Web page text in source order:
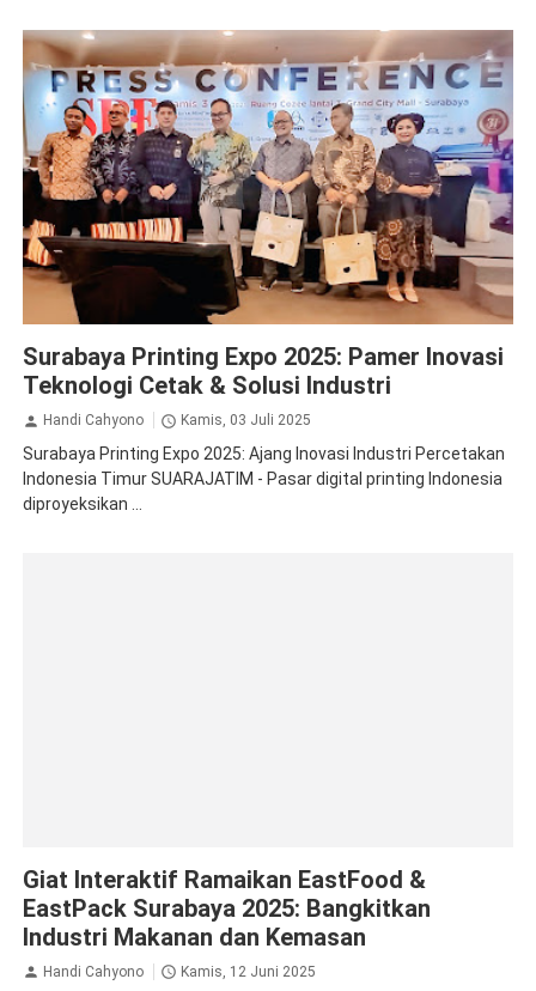
Surabaya Printing Expo 2025: Pamer Inovasi
Teknologi Cetak & Solusi Industri
Handi Cahyono Kamis, 03 Juli 2025
Surabaya Printing Expo 2025: Ajang Inovasi Industri Percetakan
Indonesia Timur SUARAJATIM - Pasar digital printing Indonesia
diproyeksikan ...
Giat Interaktif Ramaikan EastFood &
EastPack Surabaya 2025: Bangkitkan
Industri Makanan dan Kemasan
Handi Cahyono Kamis, 12 Juni 2025